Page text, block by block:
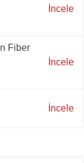
İncele
Fiber
İncele
İncele